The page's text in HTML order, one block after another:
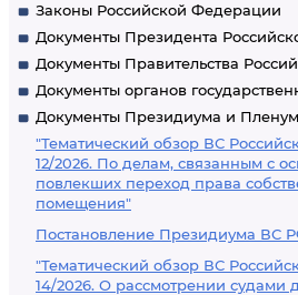
Законы Российской Федерации
Документы Президента
Документы Правительства
Документы органов
Документы Президиума и
"Тематический обзор ВС
12/2026. По делам, связанным с
повлекших переход права
помещения"
Постановление Президиума ВС
"Тематический обзор ВС
14/2026. О рассмотрении судами